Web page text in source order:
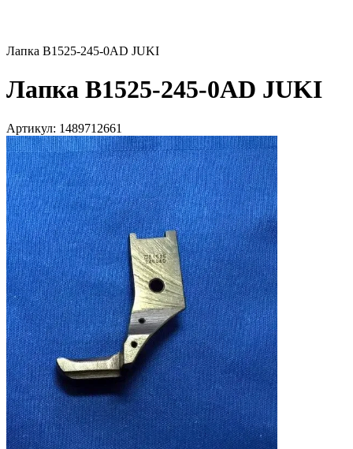
Лапка B1525-245-0AD JUKI
Лапка B1525-245-0AD JUKI
Артикул: 1489712661